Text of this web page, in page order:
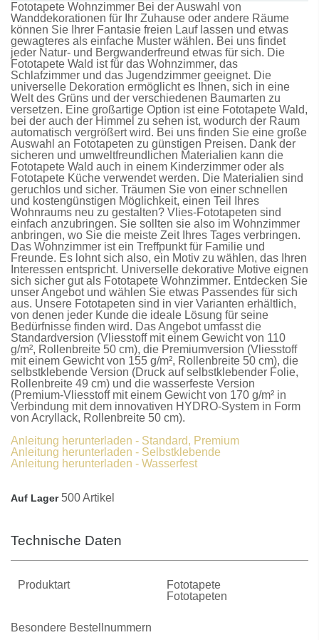
Fototapete Wohnzimmer Bei der Auswahl von
Wanddekorationen für Ihr Zuhause oder andere Räume
können Sie Ihrer Fantasie freien Lauf lassen und etwas
gewagteres als einfache Muster wählen. Bei uns findet
jeder Natur- und Bergwanderfreund etwas für sich. Die
Fototapete Wald ist für das Wohnzimmer, das
Schlafzimmer und das Jugendzimmer geeignet. Die
universelle Dekoration ermöglicht es Ihnen, sich in eine
Welt des Grüns und der verschiedenen Baumarten zu
versetzen. Eine großartige Option ist eine Fototapete Wald,
bei der auch der Himmel zu sehen ist, wodurch der Raum
automatisch vergrößert wird. Bei uns finden Sie eine große
Auswahl an Fototapeten zu günstigen Preisen. Dank der
sicheren und umweltfreundlichen Materialien kann die
Fototapete Wald auch in einem Kinderzimmer oder als
Fototapete Küche verwendet werden. Die Materialien sind
geruchlos und sicher. Träumen Sie von einer schnellen
und kostengünstigen Möglichkeit, einen Teil Ihres
Wohnraums neu zu gestalten? Vlies-Fototapeten sind
einfach anzubringen. Sie sollten sie also im Wohnzimmer
anbringen, wo Sie die meiste Zeit Ihres Tages verbringen.
Das Wohnzimmer ist ein Treffpunkt für Familie und
Freunde. Es lohnt sich also, ein Motiv zu wählen, das Ihren
Interessen entspricht. Universelle dekorative Motive eignen
sich sicher gut als Fototapete Wohnzimmer. Entdecken Sie
unser Angebot und wählen Sie etwas Passendes für sich
aus. Unsere Fototapeten sind in vier Varianten erhältlich,
von denen jeder Kunde die ideale Lösung für seine
Bedürfnisse finden wird. Das Angebot umfasst die
Standardversion (Vliesstoff mit einem Gewicht von 110
g/m², Rollenbreite 50 cm), die Premiumversion (Vliesstoff
mit einem Gewicht von 155 g/m², Rollenbreite 50 cm), die
selbstklebende Version (Druck auf selbstklebender Folie,
Rollenbreite 49 cm) und die wasserfeste Version
(Premium-Vliesstoff mit einem Gewicht von 170 g/m² in
Verbindung mit dem innovativen HYDRO-System in Form
von Acryllack, Rollenbreite 50 cm).
Anleitung herunterladen - Standard, Premium
Anleitung herunterladen - Selbstklebende
Anleitung herunterladen - Wasserfest
Auf Lager 500 Artikel
Technische Daten
Produktart
Fototapete
Fototapeten
Besondere Bestellnummern